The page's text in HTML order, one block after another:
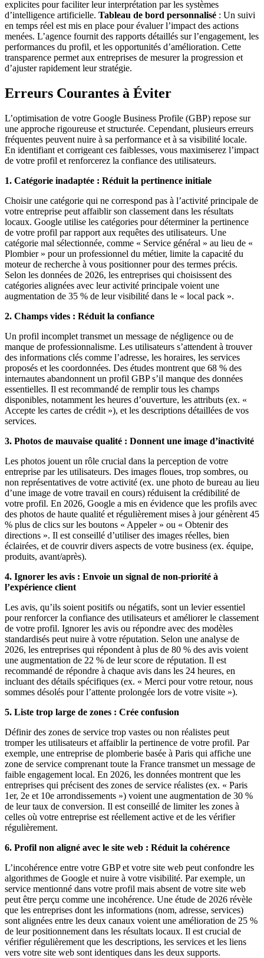
explicites pour faciliter leur interprétation par les systèmes
d’intelligence artificielle. Tableau de bord personnalisé : Un suivi
en temps réel est mis en place pour évaluer l’impact des actions
menées. L’agence fournit des rapports détaillés sur l’engagement, les
performances du profil, et les opportunités d’amélioration. Cette
transparence permet aux entreprises de mesurer la progression et
d’ajuster rapidement leur stratégie.
Erreurs Courantes à Éviter
L’optimisation de votre Google Business Profile (GBP) repose sur
une approche rigoureuse et structurée. Cependant, plusieurs erreurs
fréquentes peuvent nuire à sa performance et à sa visibilité locale.
En identifiant et corrigeant ces faiblesses, vous maximiserez l’impact
de votre profil et renforcerez la confiance des utilisateurs.
1. Catégorie inadaptée : Réduit la pertinence initiale
Choisir une catégorie qui ne correspond pas à l’activité principale de
votre entreprise peut affaiblir son classement dans les résultats
locaux. Google utilise les catégories pour déterminer la pertinence
de votre profil par rapport aux requêtes des utilisateurs. Une
catégorie mal sélectionnée, comme « Service général » au lieu de «
Plombier » pour un professionnel du métier, limite la capacité du
moteur de recherche à vous positionner pour des termes précis.
Selon les données de 2026, les entreprises qui choisissent des
catégories alignées avec leur activité principale voient une
augmentation de 35 % de leur visibilité dans le « local pack ».
2. Champs vides : Réduit la confiance
Un profil incomplet transmet un message de négligence ou de
manque de professionnalisme. Les utilisateurs s’attendent à trouver
des informations clés comme l’adresse, les horaires, les services
proposés et les coordonnées. Des études montrent que 68 % des
internautes abandonnent un profil GBP s’il manque des données
essentielles. Il est recommandé de remplir tous les champs
disponibles, notamment les heures d’ouverture, les attributs (ex. «
Accepte les cartes de crédit »), et les descriptions détaillées de vos
services.
3. Photos de mauvaise qualité : Donnent une image d’inactivité
Les photos jouent un rôle crucial dans la perception de votre
entreprise par les utilisateurs. Des images floues, trop sombres, ou
non représentatives de votre activité (ex. une photo de bureau au lieu
d’une image de votre travail en cours) réduisent la crédibilité de
votre profil. En 2026, Google a mis en évidence que les profils avec
des photos de haute qualité et régulièrement mises à jour génèrent 45
% plus de clics sur les boutons « Appeler » ou « Obtenir des
directions ». Il est conseillé d’utiliser des images réelles, bien
éclairées, et de couvrir divers aspects de votre business (ex. équipe,
produits, avant/après).
4. Ignorer les avis : Envoie un signal de non-priorité à
l’expérience client
Les avis, qu’ils soient positifs ou négatifs, sont un levier essentiel
pour renforcer la confiance des utilisateurs et améliorer le classement
de votre profil. Ignorer les avis ou répondre avec des modèles
standardisés peut nuire à votre réputation. Selon une analyse de
2026, les entreprises qui répondent à plus de 80 % des avis voient
une augmentation de 22 % de leur score de réputation. Il est
recommandé de répondre à chaque avis dans les 24 heures, en
incluant des détails spécifiques (ex. « Merci pour votre retour, nous
sommes désolés pour l’attente prolongée lors de votre visite »).
5. Liste trop large de zones : Crée confusion
Définir des zones de service trop vastes ou non réalistes peut
tromper les utilisateurs et affaiblir la pertinence de votre profil. Par
exemple, une entreprise de plomberie basée à Paris qui affiche une
zone de service comprenant toute la France transmet un message de
faible engagement local. En 2026, les données montrent que les
entreprises qui précisent des zones de service réalistes (ex. « Paris
1er, 2e et 10e arrondissements ») voient une augmentation de 30 %
de leur taux de conversion. Il est conseillé de limiter les zones à
celles où votre entreprise est réellement active et de les vérifier
régulièrement.
6. Profil non aligné avec le site web : Réduit la cohérence
L’incohérence entre votre GBP et votre site web peut confondre les
algorithmes de Google et nuire à votre visibilité. Par exemple, un
service mentionné dans votre profil mais absent de votre site web
peut être perçu comme une incohérence. Une étude de 2026 révèle
que les entreprises dont les informations (nom, adresse, services)
sont alignées entre les deux canaux voient une amélioration de 25 %
de leur positionnement dans les résultats locaux. Il est crucial de
vérifier régulièrement que les descriptions, les services et les liens
vers votre site web sont identiques dans les deux supports.